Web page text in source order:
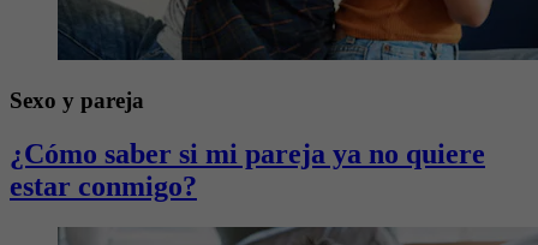
Sexo y pareja
¿Cómo saber si mi pareja ya no quiere
estar conmigo?